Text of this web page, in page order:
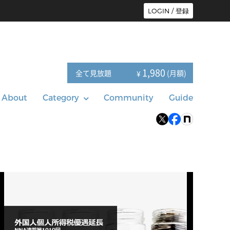
LOGIN / 登録
全て見放題 ¥ 1,980 (月額)
About Category Community Guide